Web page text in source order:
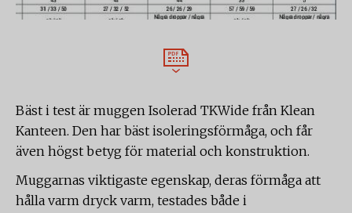
Bäst i test är muggen Isolerad TKWide från Klean
Kanteen. Den har bäst isoleringsförmåga, och får
även högst betyg för material och konstruktion.
Muggarnas viktigaste egenskap, deras förmåga att
hålla varm dryck varm, testades både i